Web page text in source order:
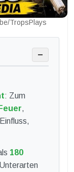
TropsPlays
−
: Zum
Feuer,
180